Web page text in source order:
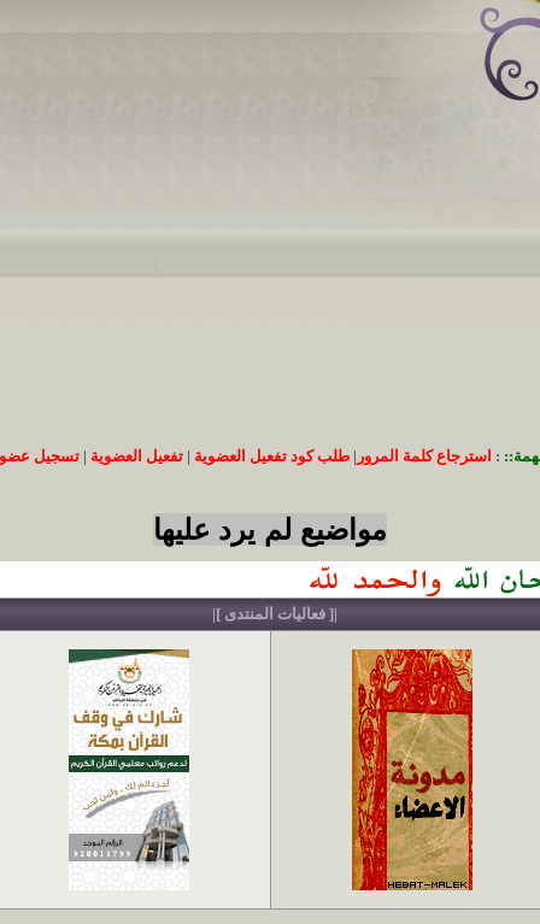
: استرجاع كلمة المرور |طلب كود تفعيل العضوية |تفعيل العضوية |تسجيل
مواضيع لم يرد عليها
|[ فعاليات المنتدى ]|